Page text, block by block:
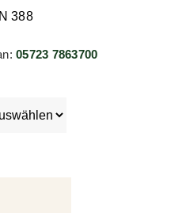
388
05723 7863700